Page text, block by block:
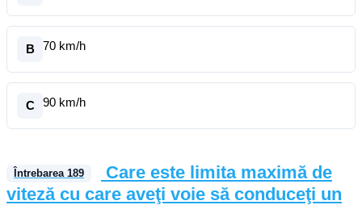
B 70 km/h
C 90 km/h
Întrebarea 189
Care este limita maximă de
viteză cu care aveţi voie să conduceţi un